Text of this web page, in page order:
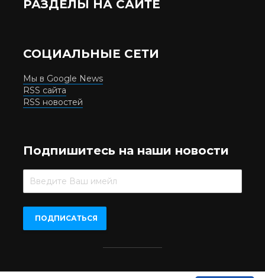
РАЗДЕЛЫ НА САЙТЕ
СОЦИАЛЬНЫЕ СЕТИ
Мы в Google News
RSS сайта
RSS новостей
Подпишитесь на наши новости
Beer.UA © 2016-2022